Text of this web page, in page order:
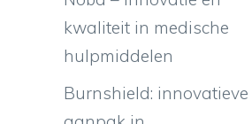
kwaliteit in medische
hulpmiddelen
Burnshield: innovatieve